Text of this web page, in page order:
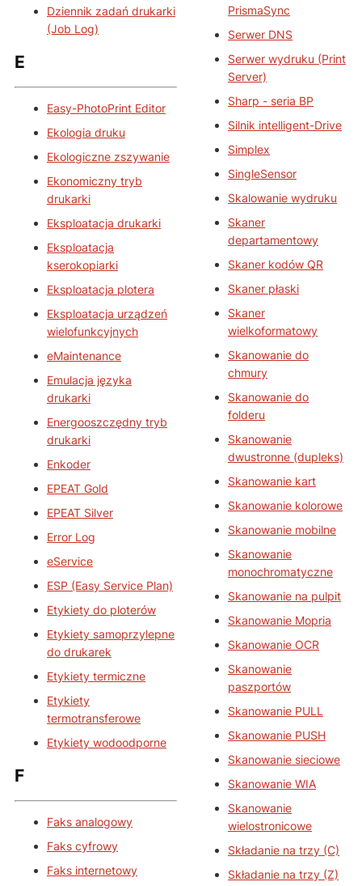
Dziennik zadań drukarki
(Job Log)
E
Easy-PhotoPrint Editor
Ekologia druku
Ekologiczne zszywanie
Ekonomiczny tryb
drukarki
Eksploatacja drukarki
Eksploatacja
kserokopiarki
Eksploatacja plotera
Eksploatacja urządzeń
wielofunkcyjnych
eMaintenance
Emulacja języka
drukarki
Energooszczędny tryb
drukarki
Enkoder
EPEAT Gold
EPEAT Silver
Error Log
eService
ESP (Easy Service Plan)
Etykiety do ploterów
Etykiety samoprzylepne
do drukarek
Etykiety termiczne
Etykiety
termotransferowe
Etykiety wodoodporne
F
Faks analogowy
Faks cyfrowy
Faks internetowy
PrismaSync
Serwer DNS
Serwer wydruku (Print
Server)
Sharp - seria BP
Silnik intelligent-Drive
Simplex
SingleSensor
Skalowanie wydruku
Skaner
departamentowy
Skaner kodów QR
Skaner płaski
Skaner
wielkoformatowy
Skanowanie do
chmury
Skanowanie do
folderu
Skanowanie
dwustronne (dupleks)
Skanowanie kart
Skanowanie kolorowe
Skanowanie mobilne
Skanowanie
monochromatyczne
Skanowanie na pulpit
Skanowanie Mopria
Skanowanie OCR
Skanowanie
paszportów
Skanowanie PULL
Skanowanie PUSH
Skanowanie sieciowe
Skanowanie WIA
Skanowanie
wielostronicowe
Składanie na trzy (C)
Składanie na trzy (Z)